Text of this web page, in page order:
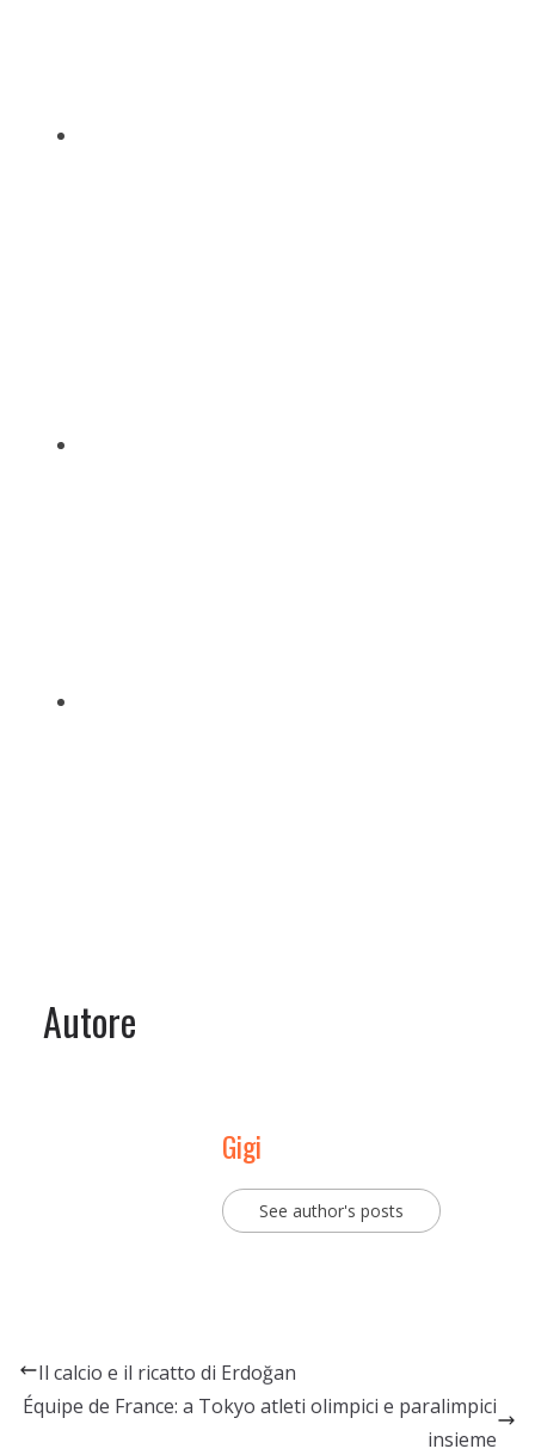
Autore
Gigi
See author's posts
Il calcio e il ricatto di Erdoğan
Équipe de France: a Tokyo atleti olimpici e paralimpici
insieme